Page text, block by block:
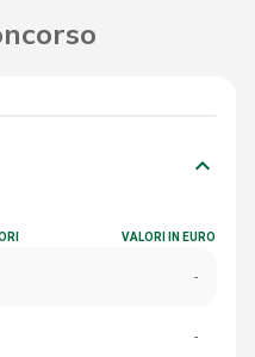
keyboard_arrow_down
VALORI IN EURO
-
-